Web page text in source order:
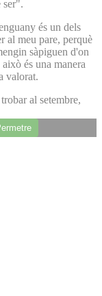
ser".
és un dels
al meu pare, perquè
sàpiguen d'on
és una manera
valorat.
al setembre,